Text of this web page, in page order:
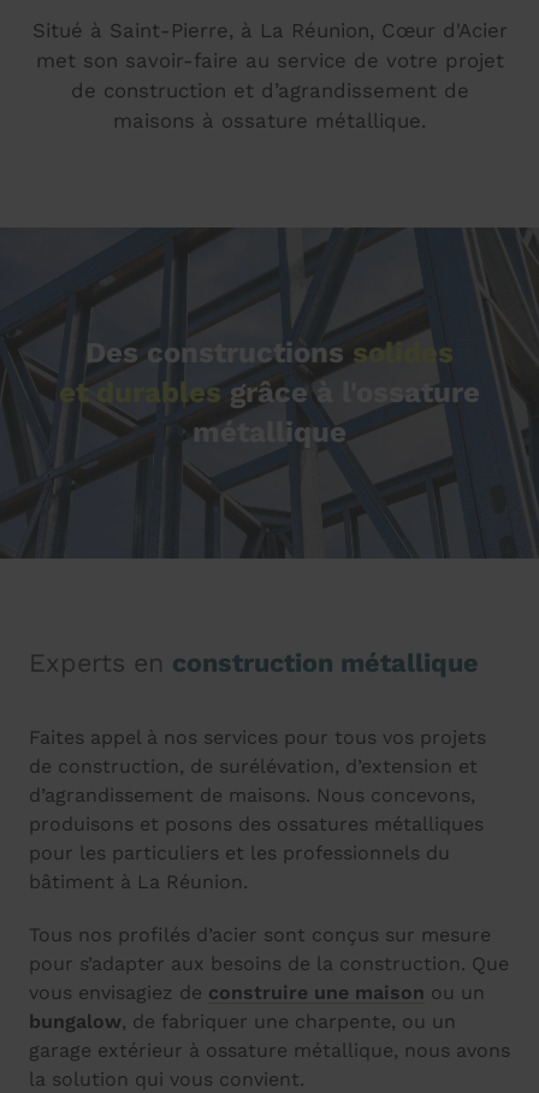
Situé à Saint-Pierre, à La Réunion, Cœur d'Acier
met son savoir-faire au service de votre projet
de construction et d’agrandissement de
maisons à ossature métallique.
Des constructions solides
et durables grâce à l'ossature
métallique
Experts en construction métallique
Faites appel à nos services pour tous vos projets
de construction, de surélévation, d’extension et
d’agrandissement de maisons. Nous concevons,
produisons et posons des ossatures métalliques
pour les particuliers et les professionnels du
bâtiment à La Réunion.
Tous nos profilés d’acier sont conçus sur mesure
pour s’adapter aux besoins de la construction. Que
vous envisagiez de construire une maison ou un
bungalow, de fabriquer une charpente, ou un
garage extérieur à ossature métallique, nous avons
la solution qui vous convient.